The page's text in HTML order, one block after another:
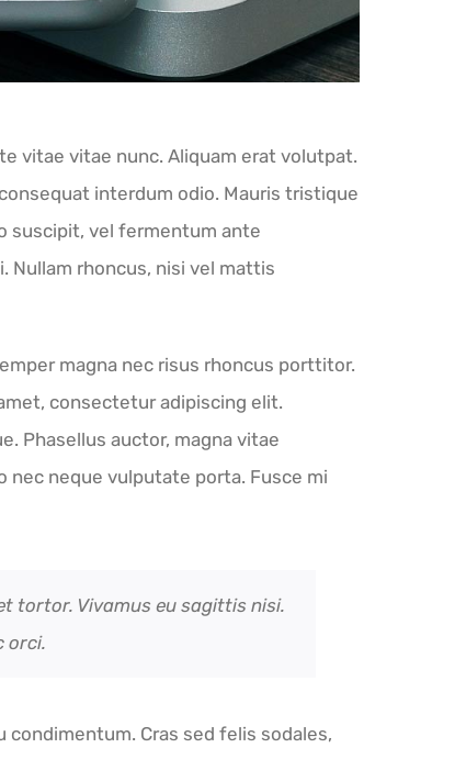
vitae vitae nunc. Aliquam erat volutpat.
interdum odio. Mauris tristique
suscipit, vel fermentum ante
Nullam rhoncus, nisi vel mattis
magna nec risus rhoncus porttitor.
consectetur adipiscing elit.
Phasellus auctor, magna vitae
nec neque vulputate porta. Fusce mi
tortor. Vivamus eu sagittis nisi.
orci.
Cras sed felis sodales,